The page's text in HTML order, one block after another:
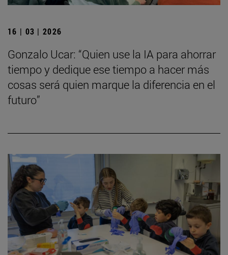
16 | 03 | 2026
Gonzalo Ucar: “Quien use la IA para ahorrar
tiempo y dedique ese tiempo a hacer más
cosas será quien marque la diferencia en el
futuro”